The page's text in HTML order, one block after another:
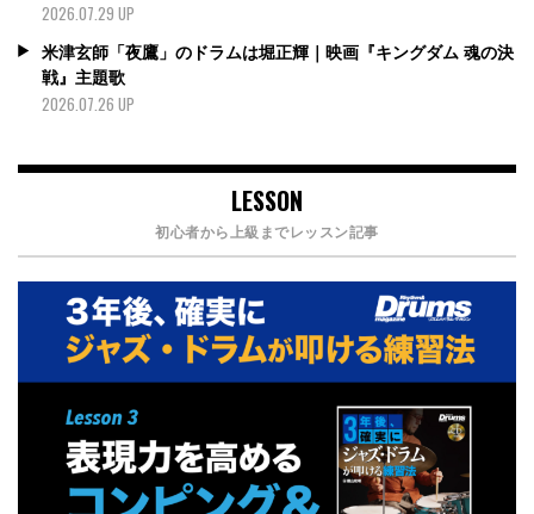
2026.07.29 UP
米津玄師「夜鷹」のドラムは堀正輝｜映画『キングダム 魂の決
戦』主題歌
2026.07.26 UP
LESSON
初心者から上級までレッスン記事